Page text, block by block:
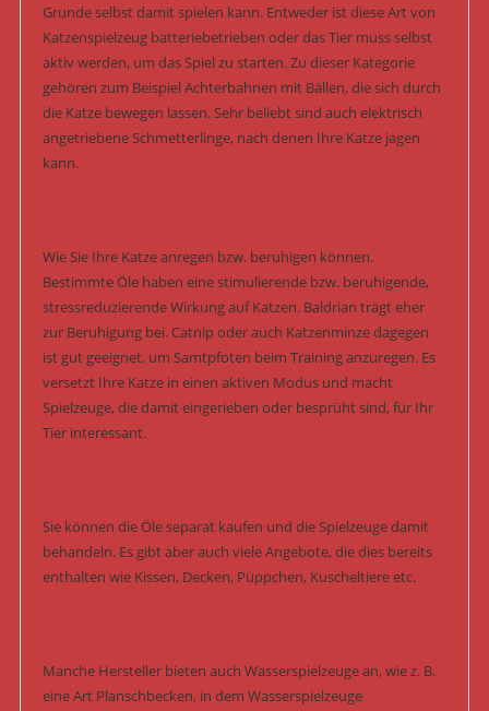
Grunde selbst damit spielen kann. Entweder ist diese Art von
Katzenspielzeug batteriebetrieben oder das Tier muss selbst
aktiv werden, um das Spiel zu starten. Zu dieser Kategorie
gehören zum Beispiel Achterbahnen mit Bällen, die sich durch
die Katze bewegen lassen. Sehr beliebt sind auch elektrisch
angetriebene Schmetterlinge, nach denen Ihre Katze jagen
kann.
Wie Sie Ihre Katze anregen bzw. beruhigen können.
Bestimmte Öle haben eine stimulierende bzw. beruhigende,
stressreduzierende Wirkung auf Katzen. Baldrian trägt eher
zur Beruhigung bei. Catnip oder auch Katzenminze dagegen
ist gut geeignet, um Samtpfoten beim Training anzuregen. Es
versetzt Ihre Katze in einen aktiven Modus und macht
Spielzeuge, die damit eingerieben oder besprüht sind, für Ihr
Tier interessant.
Sie können die Öle separat kaufen und die Spielzeuge damit
behandeln. Es gibt aber auch viele Angebote, die dies bereits
enthalten wie Kissen, Decken, Püppchen, Kuscheltiere etc.
Manche Hersteller bieten auch Wasserspielzeuge an, wie z. B.
eine Art Planschbecken, in dem Wasserspielzeuge